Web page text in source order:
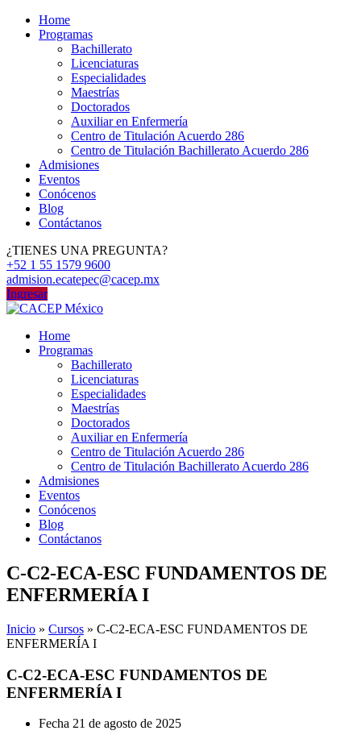
Home
Programas
Bachillerato
Licenciaturas
Especialidades
Maestrías
Doctorados
Auxiliar en Enfermería
Centro de Titulación Acuerdo 286
Centro de Titulación Bachillerato Acuerdo 286
Admisiones
Eventos
Conócenos
Blog
Contáctanos
¿TIENES UNA PREGUNTA?
+52 1 55 1579 9600
admision.ecatepec@cacep.mx
Ingresar
Home
Programas
Bachillerato
Licenciaturas
Especialidades
Maestrías
Doctorados
Auxiliar en Enfermería
Centro de Titulación Acuerdo 286
Centro de Titulación Bachillerato Acuerdo 286
Admisiones
Eventos
Conócenos
Blog
Contáctanos
C-C2-ECA-ESC FUNDAMENTOS DE
ENFERMERÍA I
Inicio » Cursos » C-C2-ECA-ESC FUNDAMENTOS DE
ENFERMERÍA I
C-C2-ECA-ESC FUNDAMENTOS DE
ENFERMERÍA I
Fecha 21 de agosto de 2025